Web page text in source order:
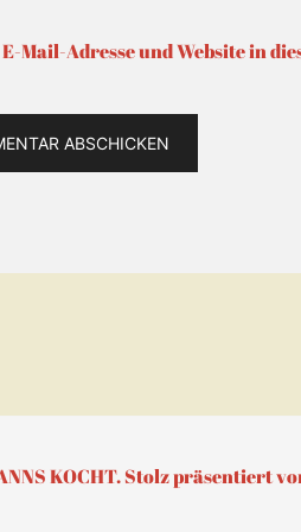
E-Mail-Adresse und Website in
KOCHT. Stolz präsentiert